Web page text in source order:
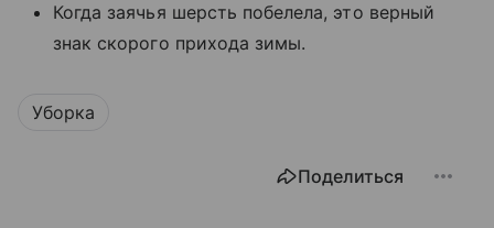
Когда заячья шерсть побелела, это верный
знак скорого прихода зимы.
Уборка
Поделиться